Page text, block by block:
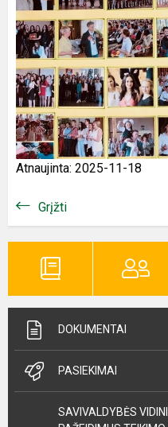
Atnaujinta: 2025-11-18
Grįžti
DOKUMENTAI
PASIEKIMAI
SAVIVALDYBĖS